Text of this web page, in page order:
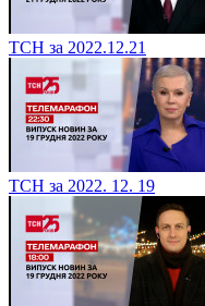
ТСН за 2022.12.21
ТСН за 2022. 12. 19